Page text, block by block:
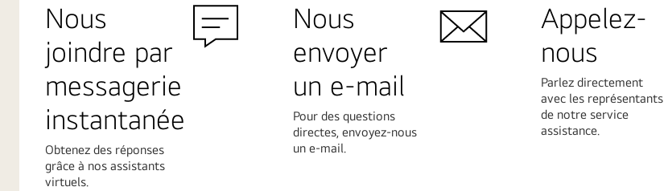
Nous
joindre par
messagerie
instantanée
Obtenez des réponses
grâce à nos assistants
virtuels.
Nous
envoyer
un e-mail
Pour des questions
directes, envoyez-nous
un e-mail.
Appelez-
nous
Parlez directement
avec les représentants
de notre service
assistance.